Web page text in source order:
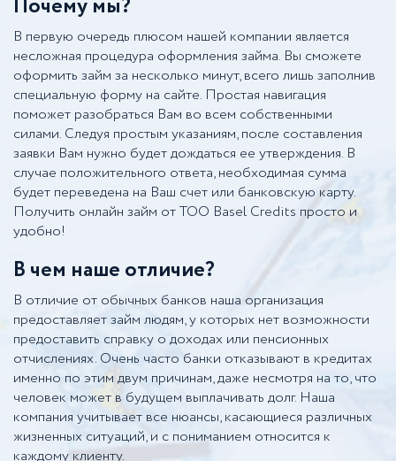
Почему мы?
В первую очередь плюсом нашей компании является
несложная процедура оформления займа. Вы сможете
оформить займ за несколько минут, всего лишь заполнив
специальную форму на сайте. Простая навигация
поможет разобраться Вам во всем собственными
силами. Следуя простым указаниям, после составления
заявки Вам нужно будет дождаться ее утверждения. В
случае положительного ответа, необходимая сумма
будет переведена на Ваш счет или банковскую карту.
Получить онлайн займ от ТОО Basel Credits просто и
удобно!
В чем наше отличие?
В отличие от обычных банков наша организация
предоставляет займ людям, у которых нет возможности
предоставить справку о доходах или пенсионных
отчислениях. Очень часто банки отказывают в кредитах
именно по этим двум причинам, даже несмотря на то, что
человек может в будущем выплачивать долг. Наша
компания учитывает все нюансы, касающиеся различных
жизненных ситуаций, и с пониманием относится к
каждому клиенту.